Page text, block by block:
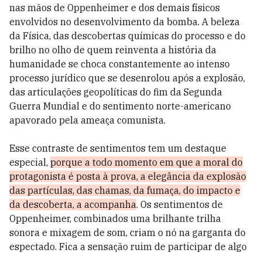
nas mãos de Oppenheimer e dos demais físicos
envolvidos no desenvolvimento da bomba. A beleza
da Física, das descobertas químicas do processo e do
brilho no olho de quem reinventa a história da
humanidade se choca constantemente ao intenso
processo jurídico que se desenrolou após a explosão,
das articulações geopolíticas do fim da Segunda
Guerra Mundial e do sentimento norte-americano
apavorado pela ameaça comunista.
Esse contraste de sentimentos tem um destaque
especial, porque a todo momento em que a moral do
protagonista é posta à prova, a elegância da explosão
das partículas, das chamas, da fumaça, do impacto e
da descoberta, a acompanha. Os sentimentos de
Oppenheimer, combinados uma brilhante trilha
sonora e mixagem de som, criam o nó na garganta do
espectado. Fica a sensação ruim de participar de algo